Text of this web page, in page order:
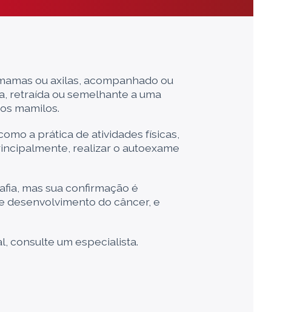
ou axilas, acompanhado ou
retraída ou semelhante a uma
mamilos.
a prática de atividades físicas,
realizar o autoexame
mas sua confirmação é
desenvolvimento do câncer, e
consulte um especialista.